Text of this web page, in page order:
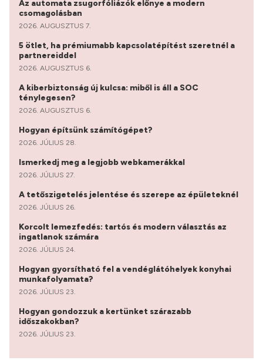
Az automata zsugorfóliázók előnye a modern
csomagolásban
2026. AUGUSZTUS 7.
5 ötlet, ha prémiumabb kapcsolatépítést szeretnél a
partnereiddel
2026. AUGUSZTUS 6.
A kiberbiztonság új kulcsa: miből is áll a SOC
ténylegesen?
2026. AUGUSZTUS 6.
Hogyan építsünk számítógépet?
2026. JÚLIUS 28.
Ismerkedj meg a legjobb webkamerákkal
2026. JÚLIUS 27.
A tetőszigetelés jelentése és szerepe az épületeknél
2026. JÚLIUS 26.
Korcolt lemezfedés: tartós és modern választás az
ingatlanok számára
2026. JÚLIUS 24.
Hogyan gyorsítható fel a vendéglátóhelyek konyhai
munkafolyamata?
2026. JÚLIUS 23.
Hogyan gondozzuk a kertünket szárazabb
időszakokban?
2026. JÚLIUS 23.